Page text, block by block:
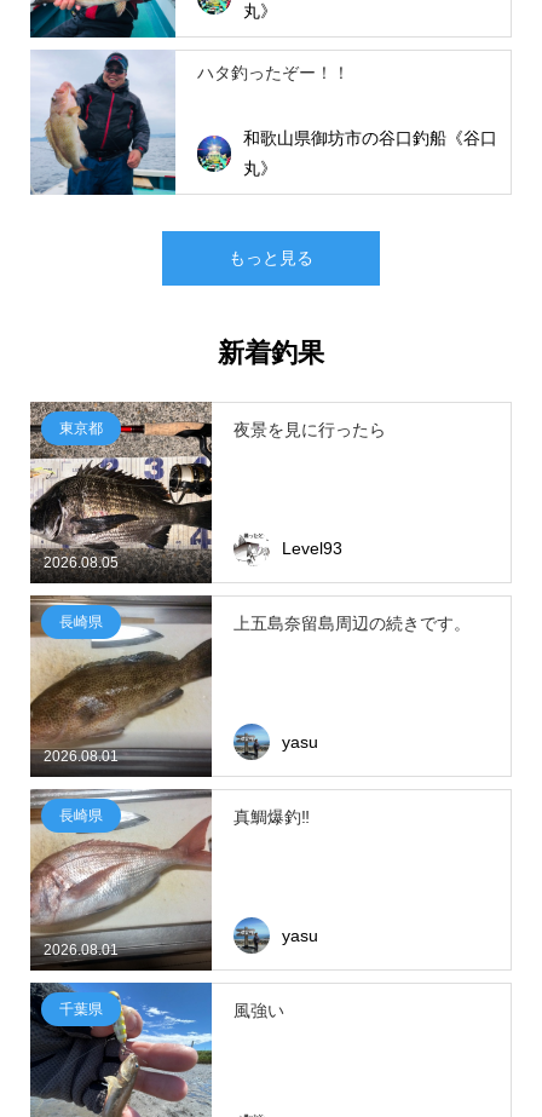
丸》
ハタ釣ったぞー！！
和歌山県御坊市の谷口釣船《谷口
丸》
もっと見る
新着釣果
2026.08.05
東京都 夜景を見に行ったら
Level93
2026.08.01
長崎県 上五島奈留島周辺の続きです。
yasu
2026.08.01
長崎県 真鯛爆釣‼
yasu
千葉県 風強い